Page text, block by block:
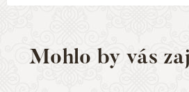
Mohlo by vás